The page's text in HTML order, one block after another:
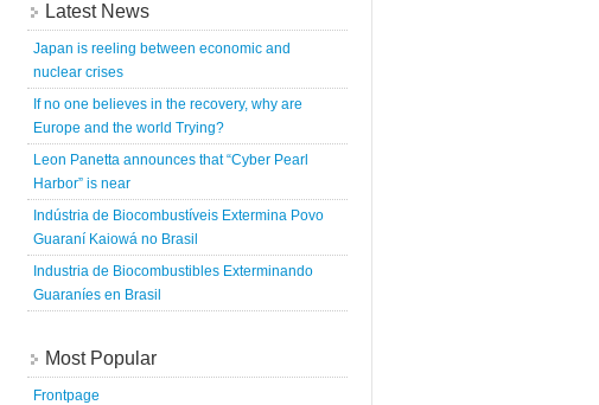
Latest News
Japan is reeling between economic and
nuclear crises
If no one believes in the recovery, why are
Europe and the world Trying?
Leon Panetta announces that “Cyber Pearl
Harbor” is near
Indústria de Biocombustíveis Extermina Povo
Guaraní Kaiowá no Brasil
Industria de Biocombustibles Exterminando
Guaraníes en Brasil
Most Popular
Frontpage